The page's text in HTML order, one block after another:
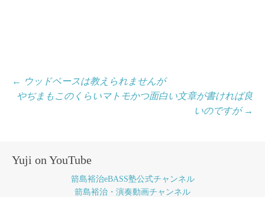
投
ゲ
← ウッドベースは教えられませんが
やぢまもこのくらいマトモかつ面白い文章が書ければ良
いのですが →
Yuji on YouTube
箭島裕治eBASS塾公式チャンネル
箭島裕治・演奏動画チャンネル